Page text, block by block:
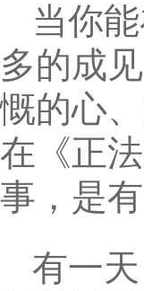
当你
多的成
慨的心
在《正
事，是
有一